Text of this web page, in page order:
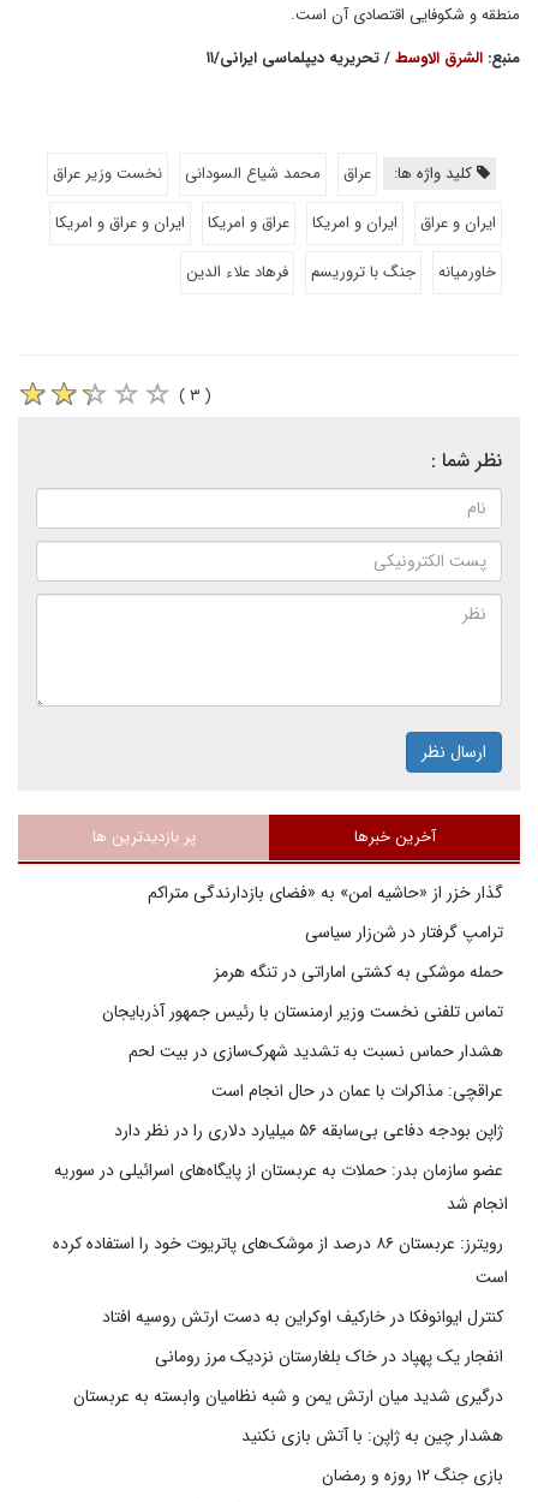
منطقه و شکوفایی اقتصادی آن است.
منبع: الشرق الاوسط/ تحریریه دیپلماسی ایرانی/۱۱
کلید واژه ها: عراق محمد شیاع السودانی
نخست وزیر عراق
ایران و عراق
ایران و امریکا عراق و امریکا
ایران و عراق و امریکا
خاورمیانه
جنگ با تروریسم فرهاد علاء الدین
( ۳ )
نظر شما :
ارسال نظر
آخرین خبرها پر بازدیدترین ها
گذار خزر از «حاشیه امن» به «فضای بازدارندگی متراکم
ترامپ گرفتار در شن‌زار سیاسی
حمله موشکی به کشتی اماراتی در تنگه هرمز
تماس تلفنی نخست وزیر ارمنستان با رئیس جمهور آذربایجان
هشدار حماس نسبت به تشدید شهرک‌سازی در بیت‌ لحم
عراقچی: مذاکرات با عمان در حال انجام است
ژاپن بودجه دفاعی بی‌سابقه ۵۶ میلیارد دلاری را در نظر دارد
عضو سازمان بدر: حملات به عربستان از پایگاه‌های اسرائیلی در سوریه
انجام شد
رویترز: عربستان ۸۶ درصد از موشک‌های پاتریوت خود را استفاده کرده
است
کنترل ایوانوفکا در خارکیف اوکراین به دست ارتش روسیه افتاد
انفجار یک پهپاد در خاک بلغارستان نزدیک مرز رومانی
درگیری شدید میان ارتش یمن و شبه نظامیان وابسته به عربستان
هشدار چین به ژاپن: با آتش بازی نکنید
بازی جنگ ۱۲ روزه و رمضان